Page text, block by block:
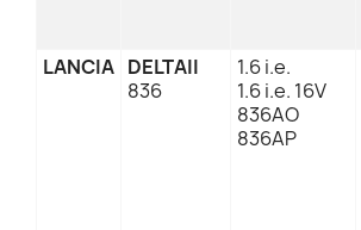
LANCIA DELTAII
836
1.6 i.e.
1.6 i.e. 16V
836AO
836AP